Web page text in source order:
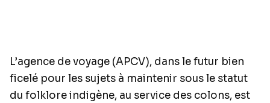
L’agence de voyage (APCV), dans le futur bien
ficelé pour les sujets à maintenir sous le statut
du folklore indigène, au service des colons, est